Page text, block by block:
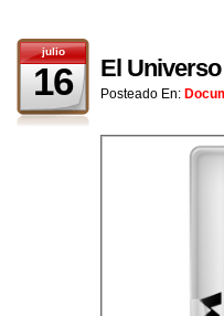
julio
16 El
Posteado En: